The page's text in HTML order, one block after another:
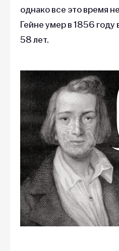
однако все это время
Гейне умер в 1856
58 лет.